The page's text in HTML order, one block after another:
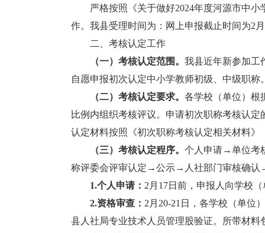
严格按照《关于做好2024年度河源市中小
作。我县受理时间为：网上申报截止时间为2
二、考核认定工作
（一）考核认定范围。 我县近年新参加工
自愿申报初次认定中小学教师初级、中级职称
（二）考核认定要求。 各学校（单位）根
比例内组织考核评议。申请初次职称考核认
认定材料按照《初次职称考核认定相关材料》
（三）考核认定程序。 个人申请→单位考
称评委会评审认定→公示→人社部门审核确认
1.个人申请： 2月17日前，申报人向学校
2.资格审查： 2月20-21日，各学校（单位
县人社局专业技术人员管理股验证。所带材料